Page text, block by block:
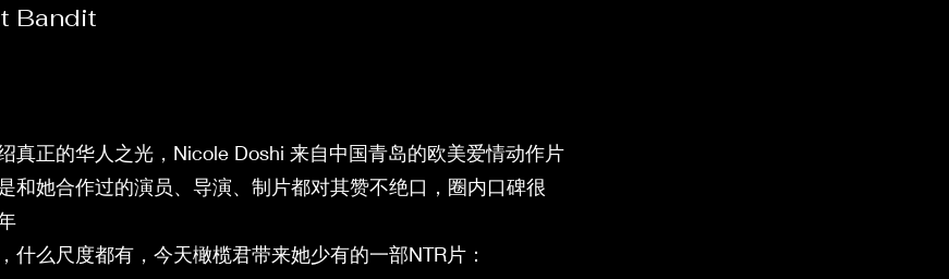
Bandit
真正的华人之光，Nicole Doshi 来自中国青岛的欧美爱情动作片
和她合作过的演员、导演、制片都对其赞不绝口，圈内口碑很
什么尺度都有，今天橄榄君带来她少有的一部NTR片：